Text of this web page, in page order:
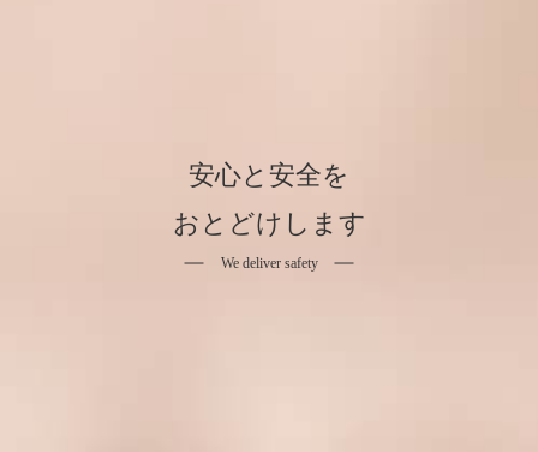
安心と安全を
おとどけします
We deliver safety